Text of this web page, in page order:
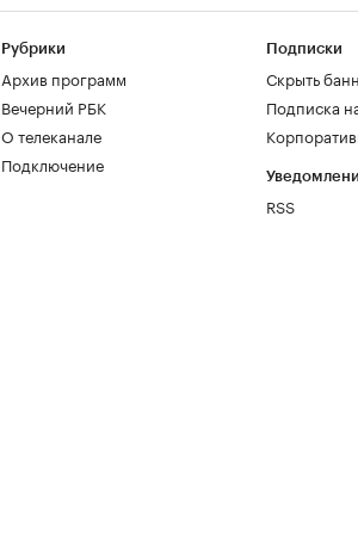
Рубрики
Архив программ
Вечерний РБК
О телеканале
Подключение
Подписки
Скрыть
Подписка
RSS